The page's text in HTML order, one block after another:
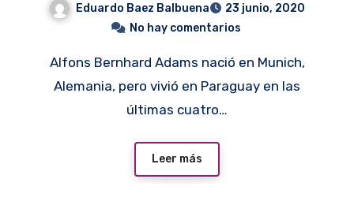
Eduardo Baez Balbuena
23 junio, 2020
No hay comentarios
Alfons Bernhard Adams nació en Munich,
Alemania, pero vivió en Paraguay en las
últimas cuatro…
Leer más